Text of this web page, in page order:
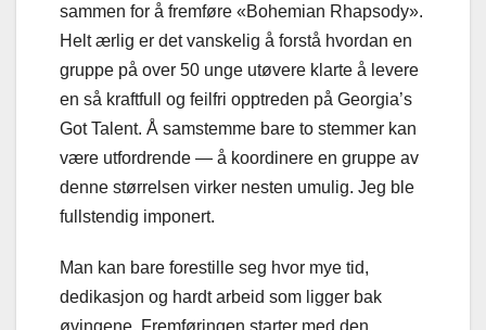
sammen for å fremføre «Bohemian Rhapsody».
Helt ærlig er det vanskelig å forstå hvordan en
gruppe på over 50 unge utøvere klarte å levere
en så kraftfull og feilfri opptreden på Georgia’s
Got Talent. Å samstemme bare to stemmer kan
være utfordrende — å koordinere en gruppe av
denne størrelsen virker nesten umulig. Jeg ble
fullstendig imponert.
Man kan bare forestille seg hvor mye tid,
dedikasjon og hardt arbeid som ligger bak
øvingene. Fremføringen starter med den